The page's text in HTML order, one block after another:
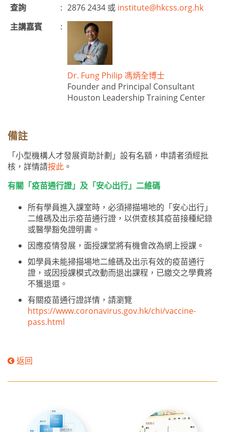
查詢 : 2876 2434 或 institute@hkcss.org.hk
主講嘉賓
:
Dr. Fung Philip 馮炳全博士
Founder and Principal Consultant
Houston Leadership Training Center
備註
「小型機構人才發展資助計劃」設有名額，申請者須經批
核，詳情請按此 。
有關「疫苗通行證」及「安心出行」二維碼
所有學員進入課室時，必須掃描場地的「安心出行」
二維碼及出示疫苗通行證，以供查核其疫苗接種紀錄
或醫學豁免證明書。
因應疫情發展，面授課堂將有機會改為網上授課。
如學員未能掃描場地二維碼及出示有效的疫苗通行
證，或因授課模式改動而退出課程，已繳交之學費將
不獲退還。
有關疫苗通行證詳情，請瀏覽
https://www.coronavirus.gov.hk/chi/vaccine-
pass.html
返回